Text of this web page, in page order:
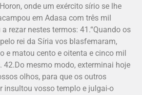
onde um exército sírio se lhe
em Adasa com três mil
rezar nestes termos: 41.“Quando os
rei da Síria vos blasfemaram,
e matou cento e oitenta e cinco mil
42.Do mesmo modo, exterminai hoje
olhos, para que os outros
insultou vosso templo e julgai-o